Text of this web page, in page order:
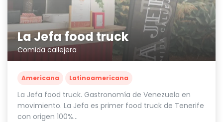
La Jefa food truck
Comida callejera
Americana Latinoamericana
La Jefa food truck. Gastronomía de Venezuela en
movimiento. La Jefa es primer food truck de Tenerife
con origen 100%...